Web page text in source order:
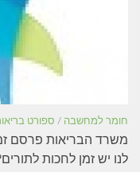
חומר למחשבה / ספורט
משרד הבריאות פרסם
לנו יש זמן לחכות